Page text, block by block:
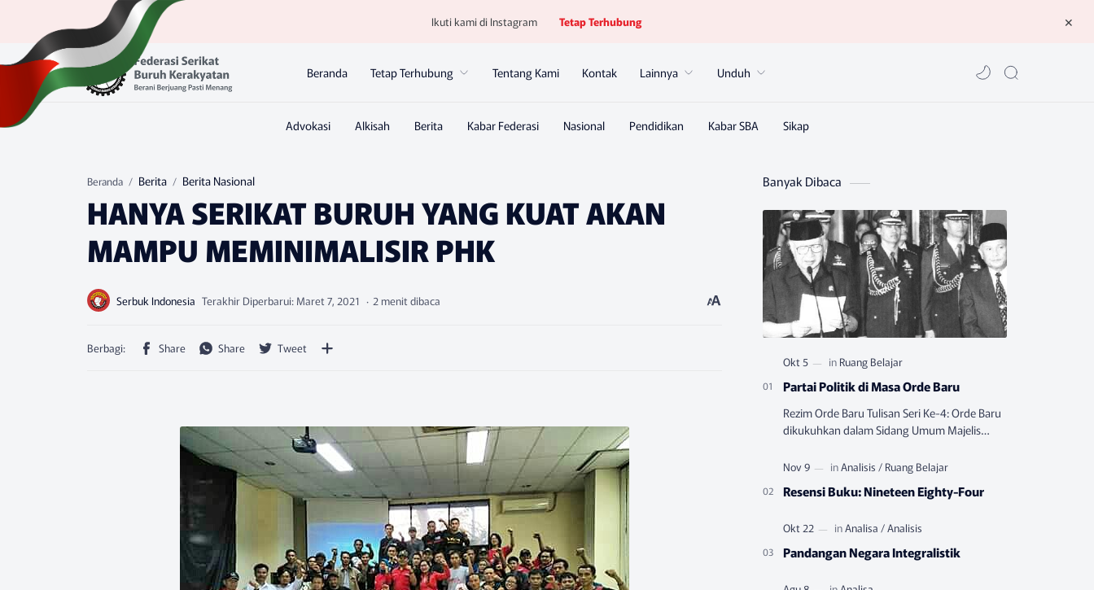
Ikuti kami di Instagram Tetap Terhubung
Beranda Tetap Terhubung Tentang Kami Kontak Lainnya Unduh
Beranda Berita Berita Nasional
HANYA SERIKAT BURUH YANG KUAT AKAN
MAMPU MEMINIMALISIR PHK
2 menit dibaca
Banyak Dibaca
Partai Politik di Masa Orde Baru
Rezim Orde Baru Tulisan Seri Ke-4: Orde Baru
dikukuhkan dalam Sidang Umum Majelis
yang berlangsung pada Juni-…
Resensi Buku: Nineteen Eighty-Four
Pandangan Negara Integralistik